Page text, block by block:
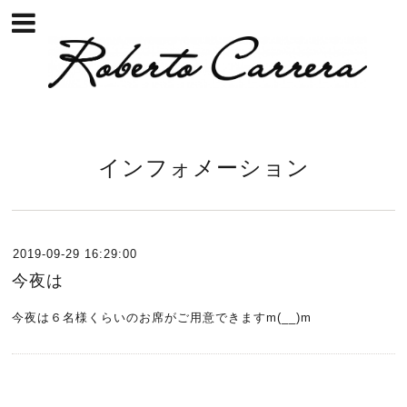
インフォメーション
2019-09-29 16:29:00
今夜は
今夜は６名様くらいのお席がご用意できますm(__)m